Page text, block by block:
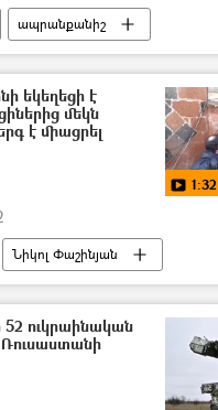
ապրանքանիշ
եկեղեցի է
մեկն
է միացրել
1:32
Նիկոլ Փաշինյան
Բողոքի ակցիա
Տեսանյութեր
ուկրաինական
Ռուսաստանի